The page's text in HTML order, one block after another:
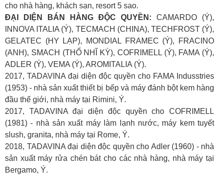
cho nhà hàng, khách sạn, resort 5 sao.
ĐẠI DIỆN BÁN HÀNG ĐỘC QUYỀN: CAMARDO (Ý),
INNOVA ITALIA (Ý), TECMACH (CHINA), TECHFROST (Ý),
GELATEC (HY LẠP), MONDIAL FRAMEC (Ý), FRACINO
(ANH), SMACH (THỔ NHĨ KỲ), COFRIMELL (Ý), FAMA (Ý),
ADLER (Ý), VEMA (Ý), AROMITALIA (Ý).
2017, TADAVINA đại diện độc quyền cho FAMA Indusstries
(1953) - nhà sản xuất thiết bị bếp và máy đánh bột kem hàng
đầu thế giới, nhà máy tại Rimini, Ý.
2017, TADAVINA đại diện độc quyền cho COFRIMELL
(1981) - nhà sản xuất máy làm lạnh nước, máy kem tuyết
slush, granita, nhà máy tại Rome, Ý.
2018, TADAVINA đại diện độc quyền cho Adler (1960) - nhà
sản xuất máy rửa chén bát cho các nhà hàng, nhà máy tại
Bergamo, Ý.